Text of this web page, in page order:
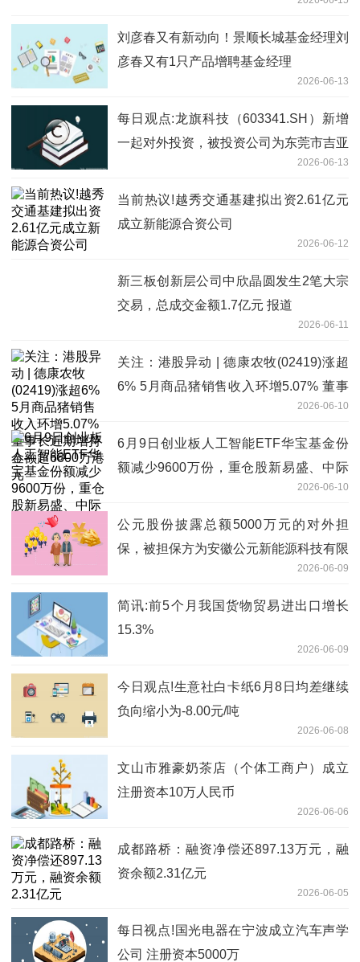
刘彦春又有新动向！景顺长城基金经理刘
彦春又有1只产品增聘基金经理
2026-06-13
每日观点:龙旗科技（603341.SH）新增
一起对外投资，被投资公司为东莞市吉亚
2026-06-13
当前热议!越秀交通基建拟出资2.61亿元
成立新能源合资公司
2026-06-12
新三板创新层公司中欣晶圆发生2笔大宗
交易，总成交金额1.7亿元 报道
2026-06-11
关注：港股异动 | 德康农牧(02419)涨超
6% 5月商品猪销售收入环增5.07% 董事
2026-06-10
6月9日创业板人工智能ETF华宝基金份
额减少9600万份，重仓股新易盛、中际
2026-06-10
公元股份披露总额5000万元的对外担
保，被担保方为安徽公元新能源科技有限
2026-06-09
简讯:前5个月我国货物贸易进出口增长
15.3%
2026-06-09
今日观点!生意社白卡纸6月8日均差继续
负向缩小为-8.00元/吨
2026-06-08
文山市雅豪奶茶店（个体工商户）成立
注册资本10万人民币
2026-06-06
成都路桥：融资净偿还897.13万元，融
资余额2.31亿元
2026-06-05
每日视点!国光电器在宁波成立汽车声学
公司 注册资本5000万